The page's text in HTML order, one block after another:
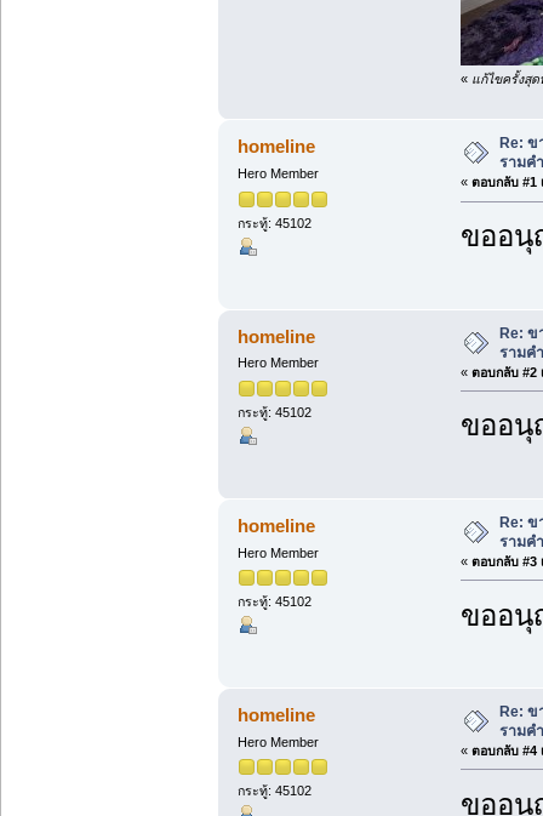
« แก้ไขครั้งสุ
homeline
Hero Member
กระทู้: 45102
Re:
รามค
« ตอบกลับ #1
ขออนุ
homeline
Hero Member
กระทู้: 45102
Re: ข
รามค
« ตอบกลับ #2
ขออนุ
homeline
Hero Member
กระทู้: 45102
Re: ข
รามค
« ตอบกลับ #3
ขออนุ
homeline
Hero Member
กระทู้: 45102
Re: ข
รามค
« ตอบกลับ #4
ขออนุ